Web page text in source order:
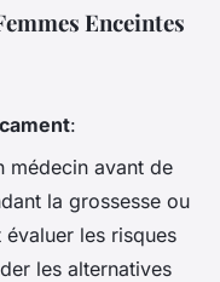
Enceintes
:
médecin avant de
la grossesse ou
évaluer les risques
les alternatives